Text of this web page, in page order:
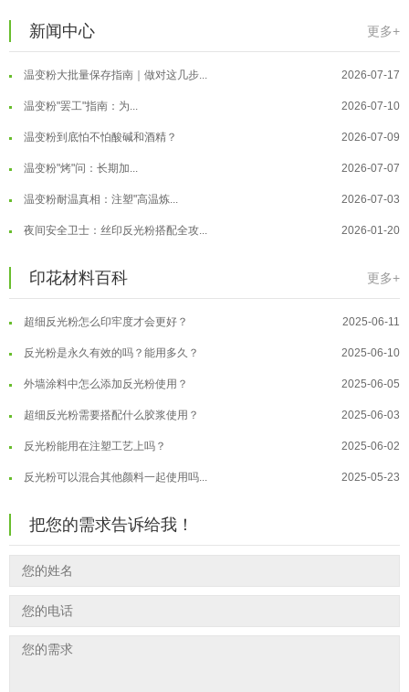
新闻中心 更多+
温变粉保质期有多久？开封后如何保... 2026-07-20
温变粉大批量保存指南｜做对这几步... 2026-07-17
温变粉"罢工"指南：为... 2026-07-10
温变粉到底怕不怕酸碱和酒精？ 2026-07-09
温变粉"烤"问：长期加... 2026-07-07
温变粉耐温真相：注塑"高温炼... 2026-07-03
夜间安全卫士：丝印反光粉搭配全攻... 2026-01-20
温变粉适合做热变还是冷变？ 2026-08-04
温变粉注塑后表面翻车？粗糙、颗粒... 2026-07-28
温变粉保质期有多久？开封后如何保... 2026-07-20
温变粉大批量保存指南｜做对这几步... 2026-07-17
温变粉"罢工"指南：为... 2026-07-10
温变粉到底怕不怕酸碱和酒精？ 2026-07-09
温变粉"烤"问：长期加... 2026-07-07
夜间安全卫士：丝印反光粉搭配全攻...
印花材料百科 更多+
油性反光粉怎么印花效果最好？ 2025-06-18
超细反光粉怎么印牢度才会更好？ 2025-06-11
反光粉是永久有效的吗？能用多久？ 2025-06-10
外墙涂料中怎么添加反光粉使用？ 2025-06-05
超细反光粉需要搭配什么胶浆使用？ 2025-06-03
反光粉能用在注塑工艺上吗？ 2025-06-02
反光粉可以混合其他颜料一起使用吗... 2025-05-23
反光粉太久不用结块要怎么处理？
印花温变粉最适合用在什么行业上呢...
油性反光粉怎么印花效果最好？ 2025-06-18
超细反光粉怎么印牢度才会更好？ 2025-06-11
反光粉是永久有效的吗？能用多久？
把您的需求告诉给我！